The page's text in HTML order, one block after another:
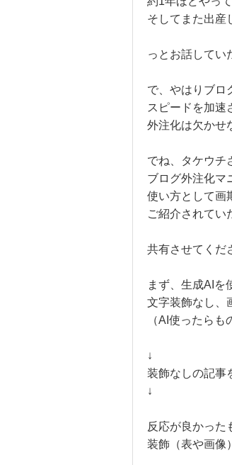
そしてまた出産
っとお話してい
で、やはりブロ
スピードを加速
外注化は欠かせ
でね、タケウチ
ブログ外注化マ
使い方として画
ご紹介されてい
共有させてくだ
まず、生成AIを
文字装飾なし、
（AI使ったらも
↓
装飾なしの記事
↓
反応が良かった
装飾（表や画像